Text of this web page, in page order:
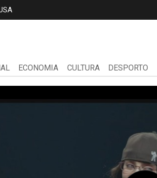
ECONOMIA CULTURA DESPORTO